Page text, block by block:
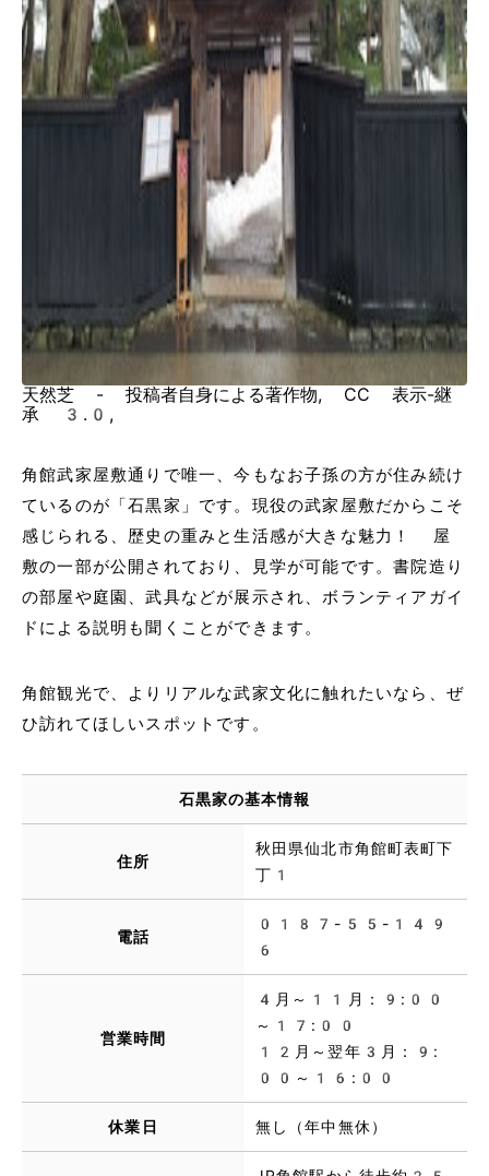
天然芝 - 投稿者自身による著作物, CC 表示-継
承 3.0,
角館武家屋敷通りで唯一、今もなお子孫の方が住み続け
ているのが「石黒家」です。現役の武家屋敷だからこそ
感じられる、歴史の重みと生活感が大きな魅力！ 屋
敷の一部が公開されており、見学が可能です。書院造り
の部屋や庭園、武具などが展示され、ボランティアガイ
ドによる説明も聞くことができます。
角館観光で、よりリアルな武家文化に触れたいなら、ぜ
ひ訪れてほしいスポットです。
石黒家の基本情報
住所
秋田県仙北市角館町表町下
丁1
電話
0187-55-149
6
営業時間
4月～11月：9:00
～17:00
12月～翌年3月：9:
00～16:00
休業日 無し（年中無休）